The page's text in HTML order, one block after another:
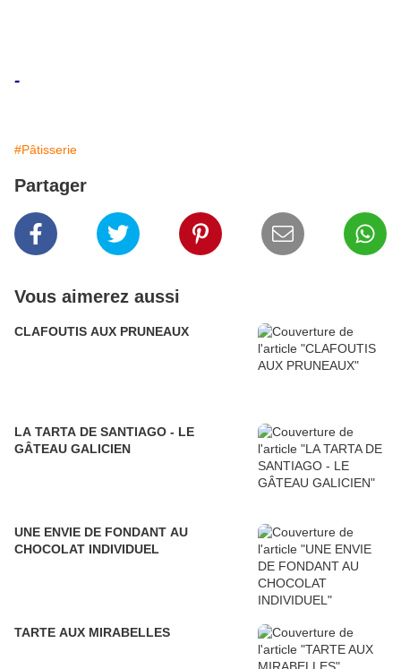
-
#Pâtisserie
Partager
Vous aimerez aussi
CLAFOUTIS AUX PRUNEAUX
LA TARTA DE SANTIAGO - LE
GÂTEAU GALICIEN
UNE ENVIE DE FONDANT AU
CHOCOLAT INDIVIDUEL
TARTE AUX MIRABELLES